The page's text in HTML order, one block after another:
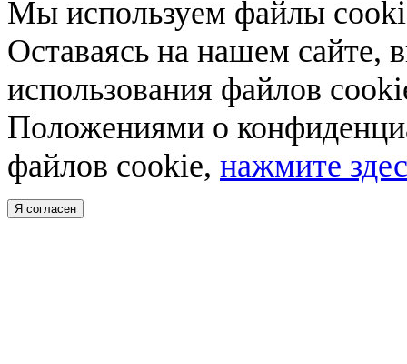
Мы используем файлы
Оставаясь на нашем сайте,
использования файлов
Положениями о
файлов cookie, нажмите
Я согласен